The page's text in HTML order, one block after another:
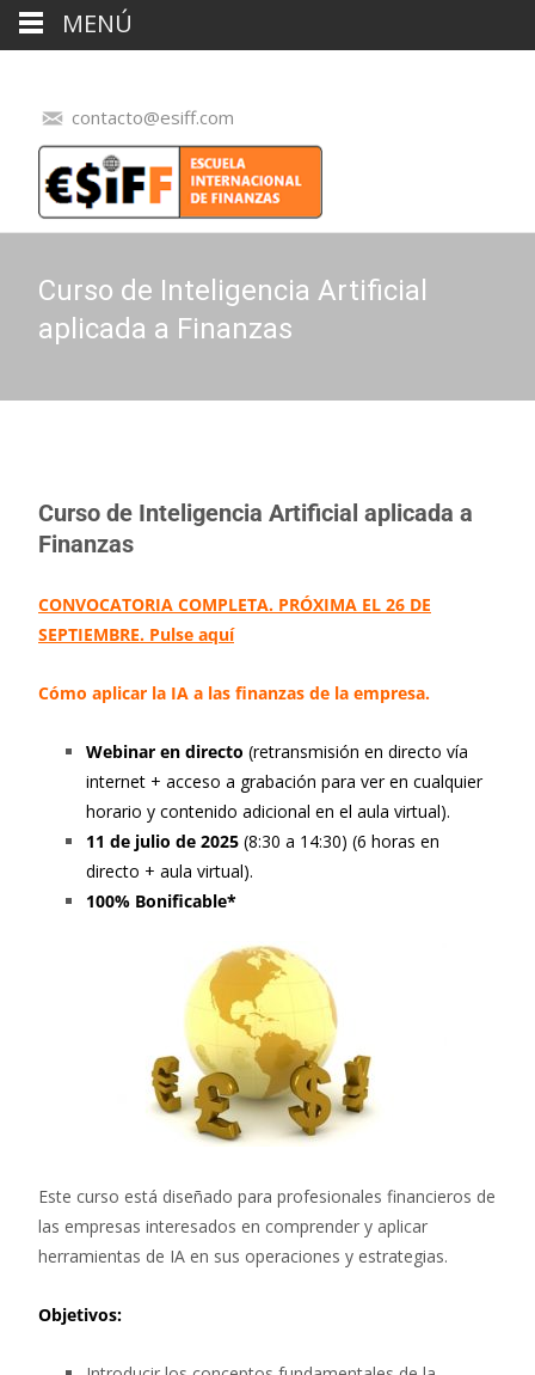
contacto@esiff.com
Curso de Inteligencia Artificial
aplicada a Finanzas
Curso de Inteligencia Artificial aplicada a
Finanzas
CONVOCATORIA COMPLETA. PRÓXIMA EL 26 DE
SEPTIEMBRE. Pulse aquí
Cómo aplicar la IA a las finanzas de la empresa.
Webinar en directo (retransmisión en directo vía
internet + acceso a grabación para ver en cualquier
horario y contenido adicional en el aula virtual).
11 de julio de 2025 (8:30 a 14:30) (6 horas en
directo + aula virtual).
100% Bonificable*
Este curso está diseñado para profesionales financieros de
las empresas interesados en comprender y aplicar
herramientas de IA en sus operaciones y estrategias.
Objetivos:
MENÚ